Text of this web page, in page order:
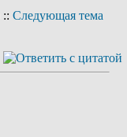
:: Следующая тема